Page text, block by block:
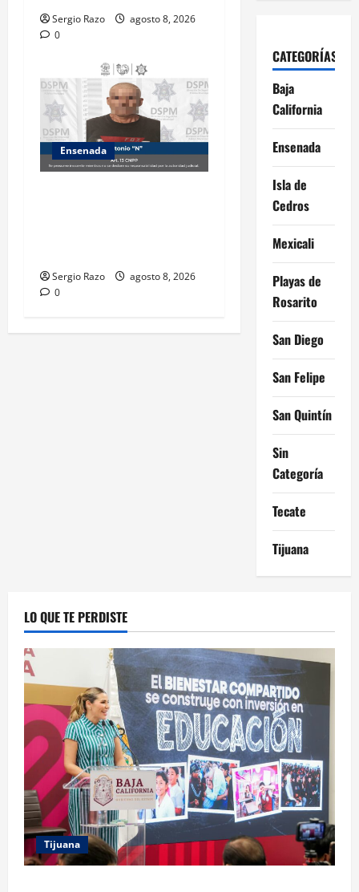
Sergio Razo
agosto 8, 2026
0
Ensenada
Sergio Razo
agosto 8, 2026
0
CATEGORÍAS
Baja
California
Ensenada
Isla de
Cedros
Mexicali
Playas de
Rosarito
San Diego
San Felipe
San Quintín
Sin
Categoría
Tecate
Tijuana
LO QUE TE PERDISTE
Tijuana